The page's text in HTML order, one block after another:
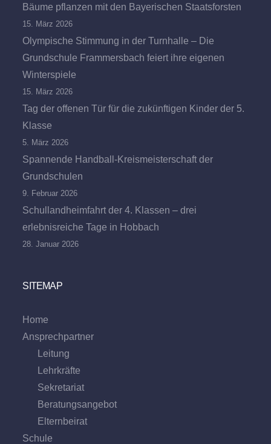
Bäume pflanzen mit den Bayerischen Staatsforsten
15. März 2026
Olympische Stimmung in der Turnhalle – Die
Grundschule Frammersbach feiert ihre eigenen
Winterspiele
15. März 2026
Tag der offenen Tür für die zukünftigen Kinder der 5.
Klasse
5. März 2026
Spannende Handball-Kreismeisterschaft der
Grundschulen
9. Februar 2026
Schullandheimfahrt der 4. Klassen – drei
erlebnisreiche Tage in Hobbach
28. Januar 2026
SITEMAP
Home
Ansprechpartner
Leitung
Lehrkräfte
Sekretariat
Beratungs­angebot
Eltern­beirat
Schule